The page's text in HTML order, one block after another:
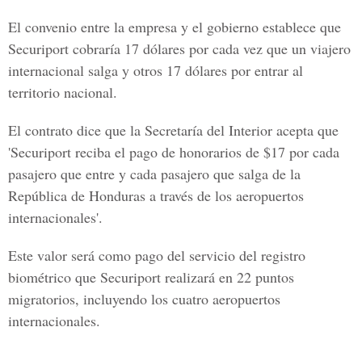
El convenio entre la empresa y el gobierno establece que
Securiport cobraría 17 dólares por cada vez que un viajero
internacional salga y otros 17 dólares por entrar al
territorio nacional.
El contrato dice que la Secretaría del Interior acepta que
'Securiport reciba el pago de honorarios de $17 por cada
pasajero que entre y cada pasajero que salga de la
República de Honduras a través de los aeropuertos
internacionales'.
Este valor será como pago del servicio del registro
biométrico que Securiport realizará en 22 puntos
migratorios, incluyendo los cuatro aeropuertos
internacionales.